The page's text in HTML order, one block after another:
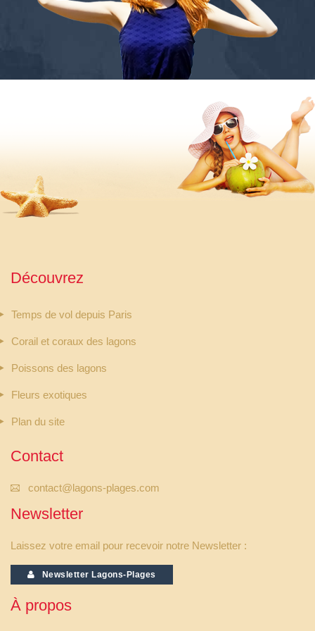
Découvrez
Temps de vol depuis Paris
Corail et coraux des lagons
Poissons des lagons
Fleurs exotiques
Plan du site
Contact
contact@lagons-plages.com
Newsletter
Laissez votre email pour recevoir notre Newsletter :
Newsletter Lagons-Plages
À propos